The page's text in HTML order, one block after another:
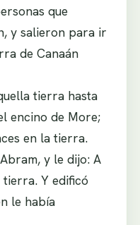
que
y salieron para ir
de Canaán
tierra hasta
encino de More;
en la tierra.
y le dijo: A
tierra. Y edificó
le había